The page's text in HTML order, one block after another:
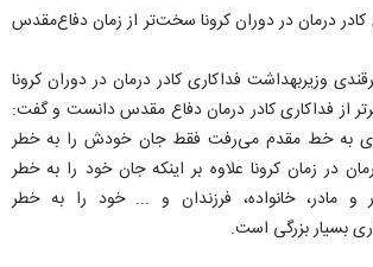
درمان در دوران کرونا سخت‌تر از زمان دفاع‌مقدس
وزیربهداشت فداکاری کادر درمان در دوران کرونا
از فداکاری کادر درمان دفاع مقدس دانست و گفت:
به خط مقدم می‌رفت فقط جان خودش را به خطر
در زمان کرونا علاوه بر اینکه جان خود را به خطر
و مادر، خانواده، فرزندان و ... خود را به خطر
بسیار بزرگی است.